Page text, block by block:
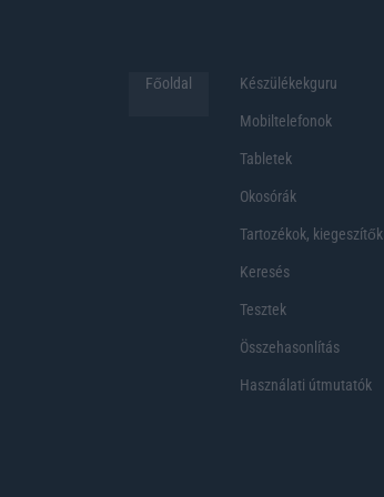
Főoldal Készülékekguru
Mobiltelefonok
Tabletek
Okosórák
Tartozékok, kiegeszítők
Keresés
Tesztek
Összehasonlítás
Használati útmutatók